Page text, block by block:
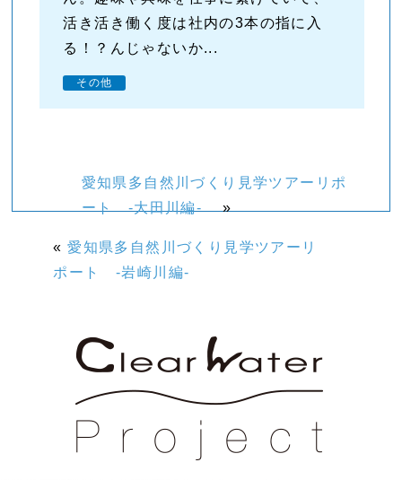
活き活き働く度は社内の3本の指に入
る！？んじゃないか...
その他
愛知県多自然川づくり見学ツアーリポ
ート -大田川編-»
«愛知県多自然川づくり見学ツアーリ
ポート -岩崎川編-